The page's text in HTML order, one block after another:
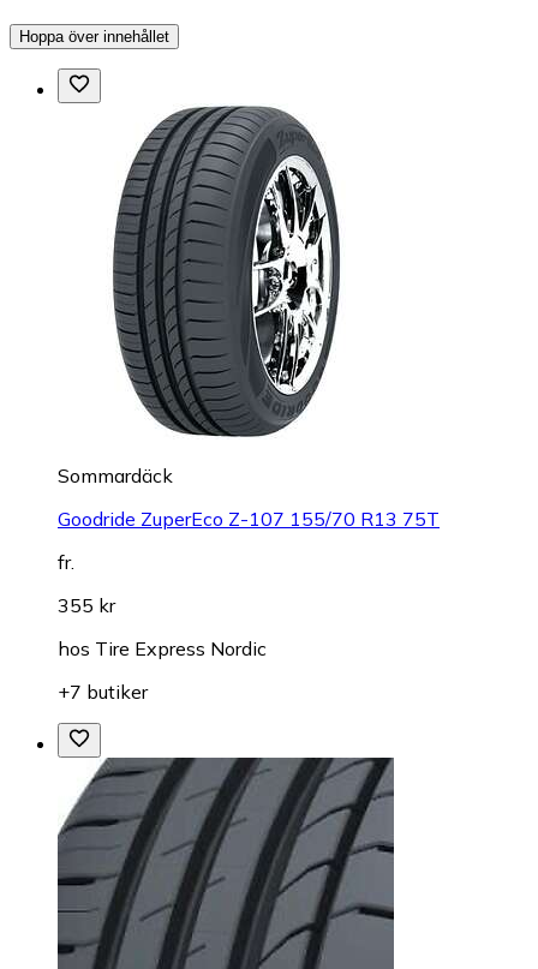
Hoppa över innehållet
Sommardäck
Goodride ZuperEco Z-107 155/70 R13 75T
fr.
355 kr
hos Tire Express Nordic
+7 butiker